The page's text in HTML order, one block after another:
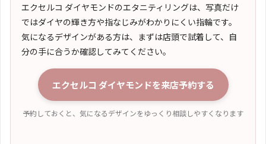
エクセルコ ダイヤモンドのエタニティリングは、写真だけ
ではダイヤの輝き方や指なじみがわかりにくい指輪です。
気になるデザインがある方は、まずは店頭で試着して、自
分の手に合うか確認してみてください。
エクセルコ ダイヤモンドを来店予約する
予約しておくと、気になるデザインをゆっくり相談しやすくなります